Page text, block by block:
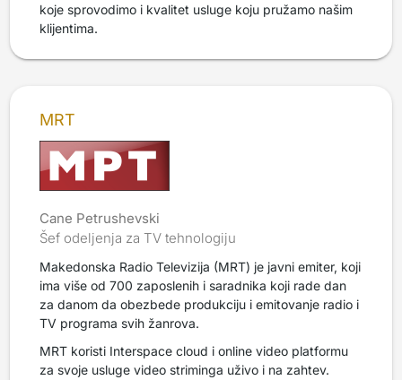
koje sprovodimo i kvalitet usluge koju pružamo našim
klijentima.
MRT
Cane Petrushevski
Šef odeljenja za TV tehnologiju
Makedonska Radio Televizija (MRT) je javni emiter, koji
ima više od 700 zaposlenih i saradnika koji rade dan
za danom da obezbede produkciju i emitovanje radio i
TV programa svih žanrova.
MRT koristi Interspace cloud i online video platformu
za svoje usluge video striminga uživo i na zahtev.